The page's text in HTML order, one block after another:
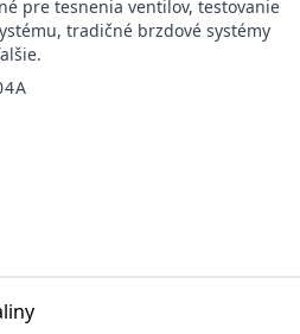
pre tesnenia ventilov, testovanie
tradičné brzdové systémy